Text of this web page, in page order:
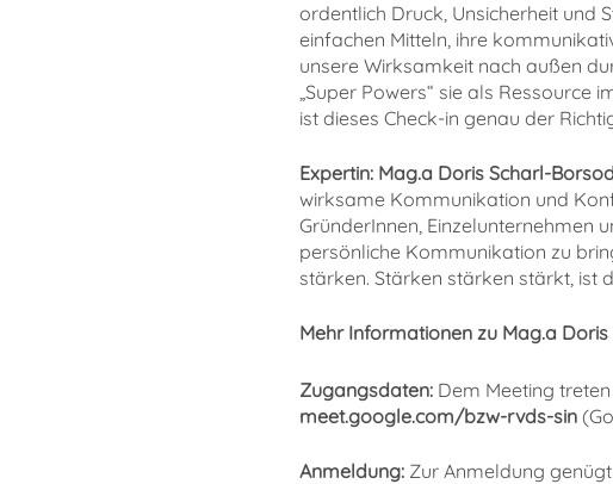
ordentlich Druck, Unsicherheit und
einfachen Mitteln, ihre
unsere Wirksamkeit nach außen
„Super Powers“ sie als
ist dieses Check-in genau der
Expertin: Mag.a Doris Scharl-
wirksame Kommunikation und
GründerInnen, Einzelunternehmen
persönliche Kommunikation zu
stärken. Stärken stärken stärkt, ist
Mehr Informationen zu Mag.a
Zugangsdaten: Dem Meeting
meet.google.com/bzw-rvds-sin
Anmeldung: Zur Anmeldung